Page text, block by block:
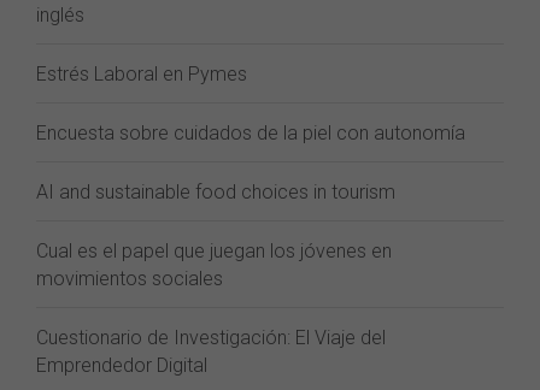
inglés
Estrés Laboral en Pymes
Encuesta sobre cuidados de la piel con autonomía
AI and sustainable food choices in tourism
Cual es el papel que juegan los jóvenes en
movimientos sociales
Cuestionario de Investigación: El Viaje del
Emprendedor Digital